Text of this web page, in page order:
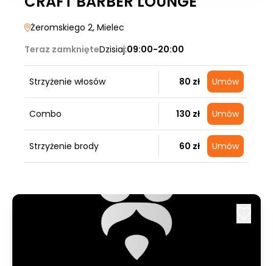
Żeromskiego 2, Mielec
Teraz zamknięteDzisiaj:09:00-20:00
Strzyżenie włosów 80 zł Umów
Combo 130 zł Umów
Strzyżenie brody 60 zł Umów